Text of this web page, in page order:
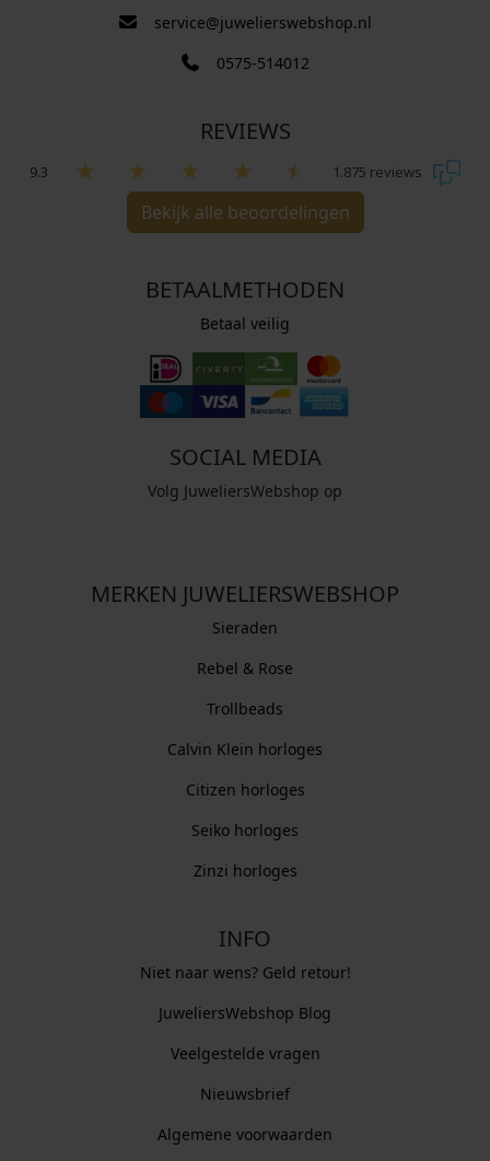
service@juwelierswebshop.nl
0575-514012
REVIEWS
9.3 1.875 reviews
Bekijk alle beoordelingen
BETAALMETHODEN
Betaal veilig
SOCIAL MEDIA
Volg JuweliersWebshop op
MERKEN JUWELIERSWEBSHOP
Sieraden
Rebel & Rose
Trollbeads
Calvin Klein horloges
Citizen horloges
Seiko horloges
Zinzi horloges
INFO
Niet naar wens? Geld retour!
JuweliersWebshop Blog
Veelgestelde vragen
Nieuwsbrief
Algemene voorwaarden